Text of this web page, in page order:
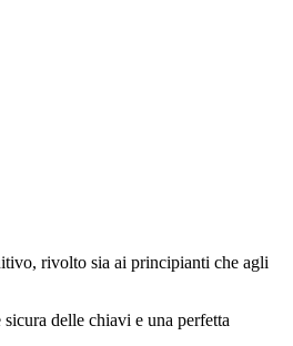
rivolto sia ai principianti che agli
delle chiavi e una perfetta